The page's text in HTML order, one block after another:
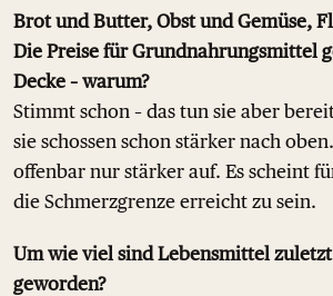
Brot und Butter, Obst und Gemüse,
Die Preise für Grundnahrungsmittel
Decke – warum?
Stimmt schon – das tun sie aber
sie schossen schon stärker nach
offenbar nur stärker auf. Es scheint
die Schmerzgrenze erreicht zu sein.
Um wie viel sind Lebensmittel
geworden?